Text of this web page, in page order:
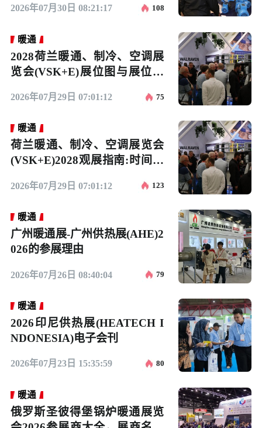
南：时间地点/门票价格
2026年07月30日 08:21:17 108
暖通
2028荷兰暖通、制冷、空调展
览会(VSK+E)展位图与展位申
2026年07月29日 07:01:12 75
暖通
荷兰暖通、制冷、空调展览会
(VSK+E)2028观展指南:时间地
2026年07月29日 07:01:12 123
暖通
广州暖通展-广州供热展(AHE)2
026的参展理由
2026年07月26日 08:40:04 79
暖通
2026印尼供热展(HEATECH I
NDONESIA)电子会刊
2026年07月23日 15:35:59 80
暖通
俄罗斯圣彼得堡锅炉暖通展览